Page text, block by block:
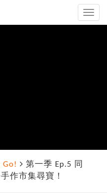
Toggle
Go!
第一季 Ep.5 同
作市集尋寶！